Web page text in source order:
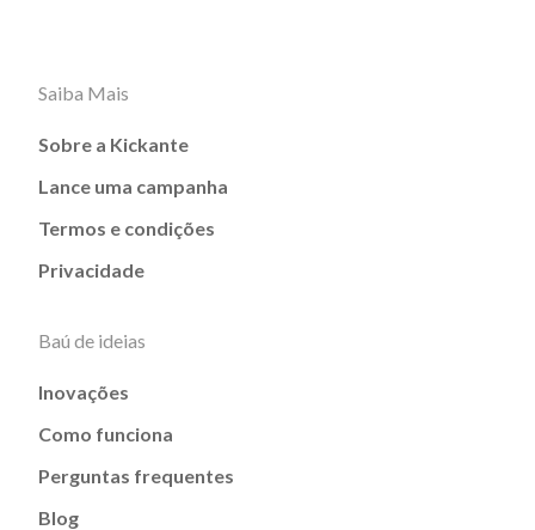
Saiba Mais
Sobre a Kickante
Lance uma campanha
Termos e condições
Privacidade
Baú de ideias
Inovações
Como funciona
Perguntas frequentes
Blog